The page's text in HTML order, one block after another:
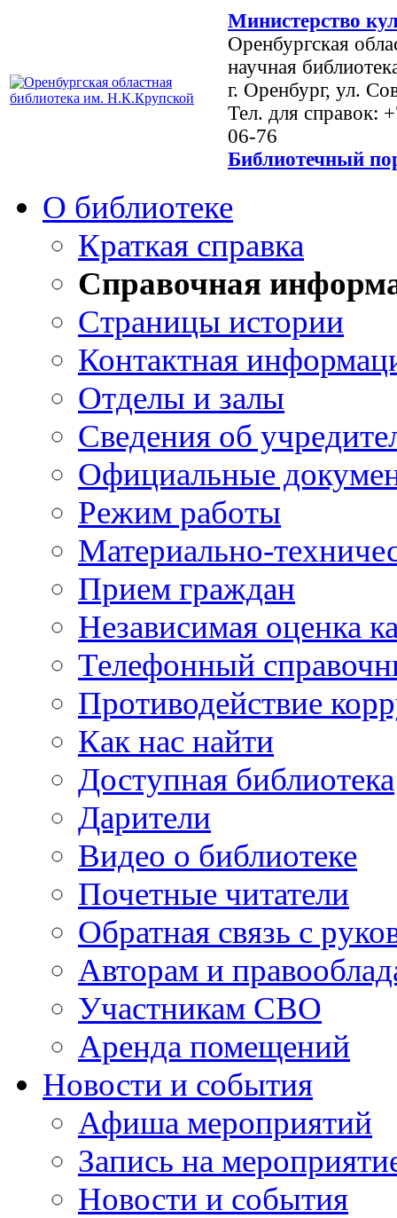
Министерство
Оренбургская
научная
г. Оренбург, ул.
Тел. для справок:
06-76
Библиотечный
О библиотеке
Краткая справка
Справочная
Страницы истории
Контактная
Отделы и залы
Сведения об
Официальные
Режим работы
Материально-
Прием граждан
Независимая оценка
Телефонный
Противодействие
Как нас найти
Доступная библиотека
Дарители
Видео о библиотеке
Почетные читатели
Обратная связь с
Авторам и
Участникам СВО
Аренда помещений
Новости и события
Афиша мероприятий
Запись на
Новости и события